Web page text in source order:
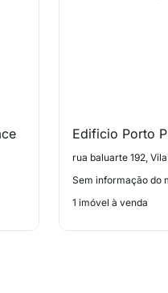
Edificio Porto
rua baluarte 192,
Sem informação do
1 imóvel à venda